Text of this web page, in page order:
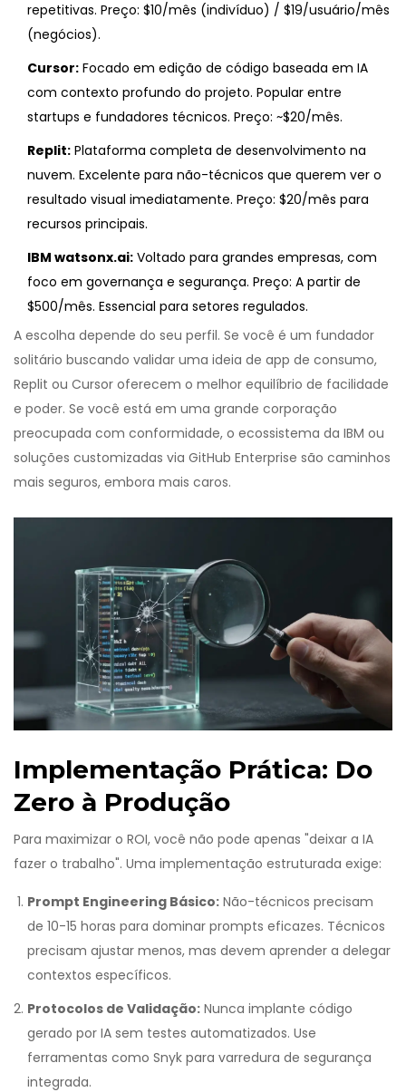
repetitivas. Preço: $10/mês (indivíduo) / $19/usuário/mês
(negócios).
Cursor: Focado em edição de código baseada em IA
com contexto profundo do projeto. Popular entre
startups e fundadores técnicos. Preço: ~$20/mês.
Replit: Plataforma completa de desenvolvimento na
nuvem. Excelente para não-técnicos que querem ver o
resultado visual imediatamente. Preço: $20/mês para
recursos principais.
IBM watsonx.ai: Voltado para grandes empresas, com
foco em governança e segurança. Preço: A partir de
$500/mês. Essencial para setores regulados.
A escolha depende do seu perfil. Se você é um fundador
solitário buscando validar uma ideia de app de consumo,
Replit ou Cursor oferecem o melhor equilíbrio de facilidade
e poder. Se você está em uma grande corporação
preocupada com conformidade, o ecossistema da IBM ou
soluções customizadas via GitHub Enterprise são caminhos
mais seguros, embora mais caros.
Implementação Prática: Do
Zero à Produção
Para maximizar o ROI, você não pode apenas "deixar a IA
fazer o trabalho". Uma implementação estruturada exige:
Prompt Engineering Básico: Não-técnicos precisam
de 10-15 horas para dominar prompts eficazes. Técnicos
precisam ajustar menos, mas devem aprender a delegar
contextos específicos.
Protocolos de Validação: Nunca implante código
gerado por IA sem testes automatizados. Use
ferramentas como Snyk para varredura de segurança
integrada.